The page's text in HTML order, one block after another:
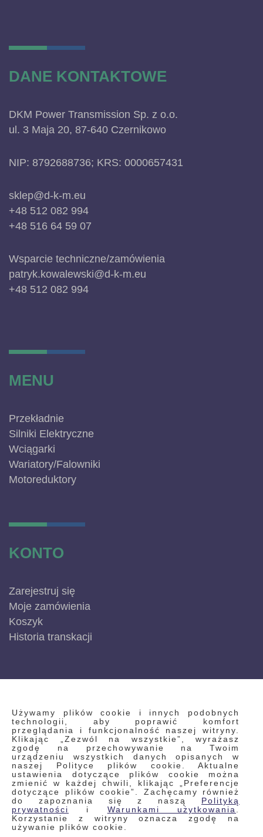
Używamy plików cookie i innych podobnych
technologii, aby poprawić komfort
przeglądania i funkcjonalność naszej witryny.
Klikając „Zezwól na wszystkie”, wyrażasz
zgodę na przechowywanie na Twoim
urządzeniu wszystkich danych opisanych w
naszej Polityce plików cookie. Aktualne
ustawienia dotyczące plików cookie można
zmienić w każdej chwili, klikając „Preferencje
dotyczące plików cookie”. Zachęcamy również
do zapoznania się z naszą Polityką
prywatności
i Warunkami użytkowania
Korzystanie z witryny oznacza zgodę na
używanie plików cookie.
DANE KONTAKTOWE
DKM Power Transmission Sp. z o.o.
ul. 3 Maja 20, 87-640 Czernikowo
NIP: 8792688736; KRS: 0000657431
sklep@d-k-m.eu
+48 512 082 994
+48 516 64 59 07
Wsparcie techniczne/zamówienia
patryk.kowalewski@d-k-m.eu
+48 512 082 994
MENU
Przekładnie
Silniki Elektryczne
Wciągarki
Wariatory/Falowniki
Motoreduktory
KONTO
Zarejestruj się
Moje zamówienia
Koszyk
Historia transkacji
INFORMACJE
Regulamin
Polityka prywatności i pliki cookie
Wyszukiwane frazy
Wyszukiwanie zaawansowane
Zamówienia
Skontaktuj się z nami